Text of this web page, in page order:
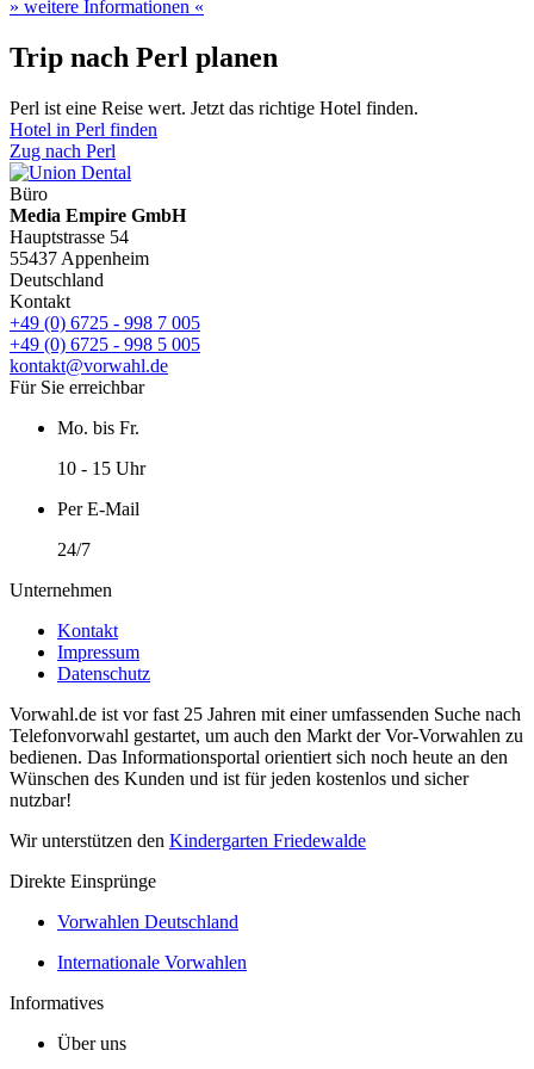
» weitere Informationen «
Trip nach Perl planen
Perl ist eine Reise wert. Jetzt das richtige Hotel finden.
Hotel in Perl finden
Zug nach Perl
Büro
Media Empire GmbH
Hauptstrasse 54
55437 Appenheim
Deutschland
Kontakt
+49 (0) 6725 - 998 7 005
+49 (0) 6725 - 998 5 005
kontakt@vorwahl.de
Für Sie erreichbar
Mo. bis Fr.
10 - 15 Uhr
Per E-Mail
24/7
Unternehmen
Kontakt
Impressum
Datenschutz
Vorwahl.de ist vor fast 25 Jahren mit einer umfassenden Suche nach
Telefonvorwahl gestartet, um auch den Markt der Vor-Vorwahlen zu
bedienen. Das Informationsportal orientiert sich noch heute an den
Wünschen des Kunden und ist für jeden kostenlos und sicher
nutzbar!
Wir unterstützen den Kindergarten Friedewalde
Direkte Einsprünge
Vorwahlen Deutschland
Internationale Vorwahlen
Informatives
Über uns